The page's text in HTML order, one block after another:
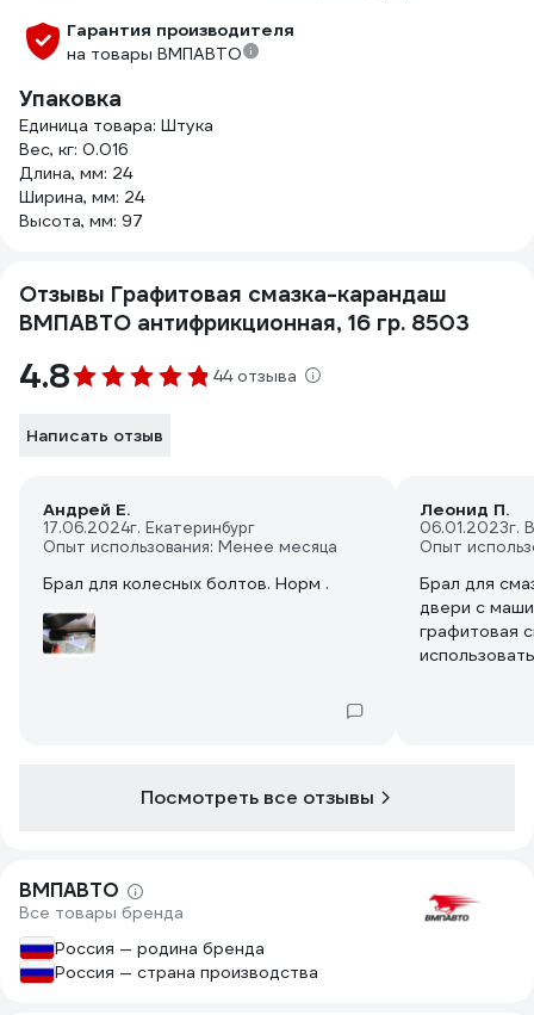
Гарантия производителя
на товары ВМПАВТО
Упаковка
Единица товара: Штука
Вес, кг: 0.016
Длина, мм: 24
Ширина, мм: 24
Высота, мм: 97
Отзывы Графитовая смазка-карандаш
ВМПАВТО антифрикционная, 16 гр. 8503
4.8 44 отзыва
Написать отзыв
Андрей Е.
17.06.2024г. Екатеринбург
Опыт использования: Менее месяца
Брал для колесных болтов. Норм .
Леонид П.
06.01.2023г.
Опыт
Брал для
двери с
графитовая
Посмотреть все отзывы
ВМПАВТО
Все товары бренда
Россия — родина бренда
Россия — страна производства